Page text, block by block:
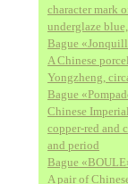
character mark
underglaze
Bague
A Chinese
Yongzheng,
Bague
Chinese
copper-red and
and period
Bague
A pair of